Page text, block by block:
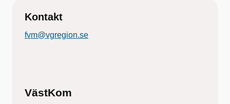
Kontakt
fvm@vgregion.se
VästKom